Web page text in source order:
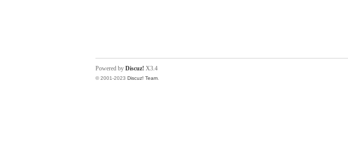
Powered by Discuz! X3.4
© 2001-2023 Discuz! Team